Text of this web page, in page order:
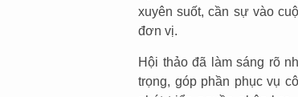
xuyên suốt, cần sự vào
đơn vị.
Hội thảo đã làm sáng rõ
trọng, góp phần phục vụ